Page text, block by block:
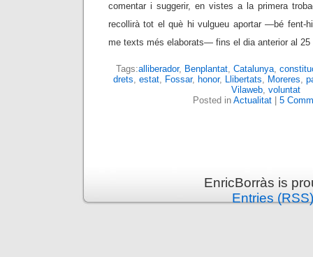
comentar i suggerir, en vistes a la primera
recollirà tot el què hi vulgueu aportar —bé fent-
me texts més elaborats— fins el dia anterior al 25
Tags:alliberador, Benplantat, Catalunya,
drets, estat, Fossar, honor, Llibertats, Moreres,
Vilaweb, voluntat
Posted in Actualitat| 5
EnricBorràs is
Entries (RSS)